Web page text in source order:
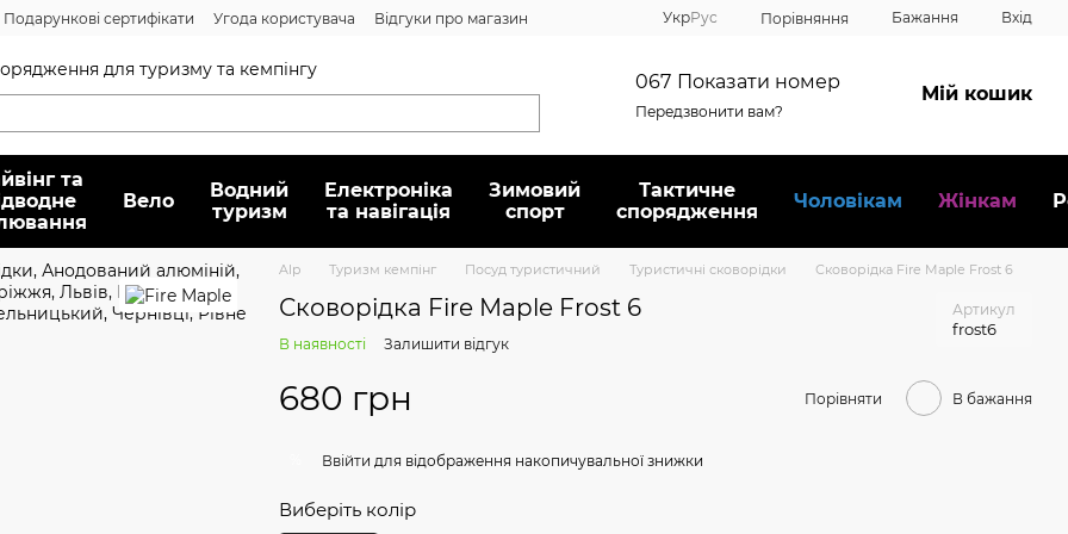
Подарункові сертифікати Угода користувача
Відгуки про магазин
УкрРус Порівняння Бажання Вхід
для туризму та кемпінгу
067 Показати номер
Передзвонити вам?
Мій кошик
та
Вело
Водний
туризм
Електроніка
та навігація
Зимовий
спорт
Тактичне
спорядження
Чоловікам Жінкам
Alp Туризм кемпінг Посуд туристичний Туристичні сковорідки Сковорідка Fire Maple Frost 6
Сковорідка Fire Maple Frost 6 Артикул
frost6
В наявності Залишити відгук
680 грн Порівняти В бажання
Ввійти для відображення накопичувальної знижки
Виберіть колір